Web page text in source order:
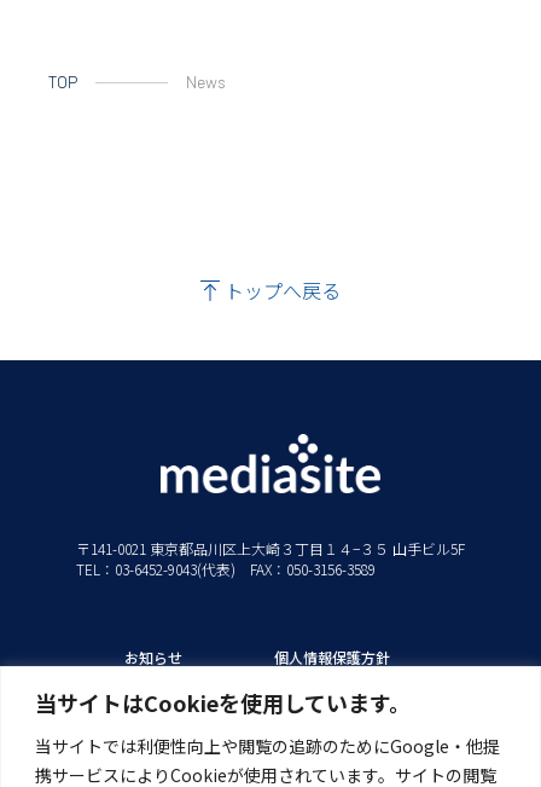
当サイトはCookieを使用しています。
当サイトでは利便性向上や閲覧の追跡のためにGoogle・他提
携サービスによりCookieが使用されています。サイトの閲覧
TOP News
トップへ戻る
〒141-0021 東京都品川区上大崎３丁目１４−３５ 山手ビル5F
TEL：03-6452-9043(代表) FAX：050-3156-3589
お知らせ
私たちの強み
製品/サービス
個人情報保護方針
情報セキュリティ方針